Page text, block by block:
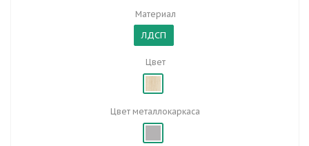
Материал
ЛДСП
Цвет
Цвет металлокаркаса